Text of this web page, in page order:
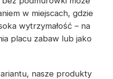
w miejscach, gdzie
wytrzymałość – na
placu zabaw lub jako
nasze produkty